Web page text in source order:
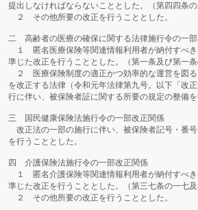
提出しなければならないこととした。（第四四条の
２ その他所要の改正を行うこととした。
二 高齢者の医療の確保に関する法律施行令の一
１ 匿名医療保険等関連情報利用者が納付すべき
準じた改正を行うこととした。（第一条及び第一条
２ 医療保険制度の適正かつ効率的な運営を図る
を改正する法律（令和元年法律第九号。以下「改
行に伴い、被保険者証に関する所要の規定の整備を
三 国民健康保険法施行令の一部改正関係
改正法の一部の施行に伴い、被保険者記号・番
を行うこととした。
四 介護保険法施行令の一部改正関係
１ 匿名介護保険等関連情報利用者が納付すべき
準じた改正を行うこととした。（第三七条の一七及
２ その他所要の改正を行うこととした。